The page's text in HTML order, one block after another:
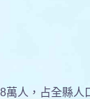
萬人，占全縣人